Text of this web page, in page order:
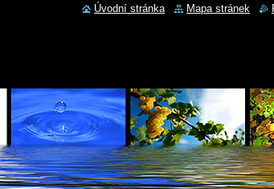
Úvodní stránka Mapa stránek